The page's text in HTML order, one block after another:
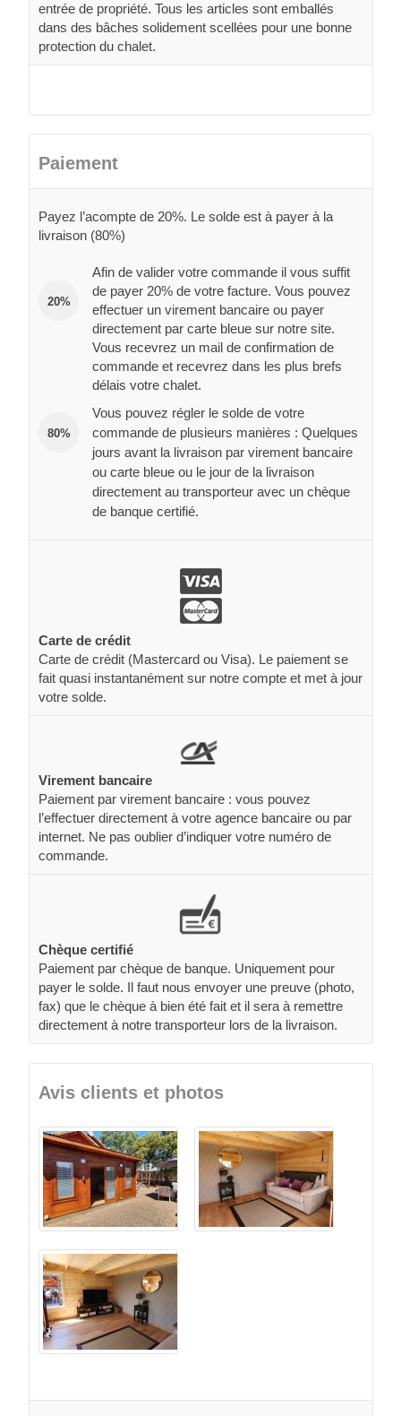
entrée de propriété. Tous les articles sont emballés
dans des bâches solidement scellées pour une bonne
protection du chalet.
Paiement
Payez l’acompte de 20%. Le solde est à payer à la
livraison (80%)
20%
Afin de valider votre commande il vous suffit
de payer 20% de votre facture. Vous pouvez
effectuer un virement bancaire ou payer
directement par carte bleue sur notre site.
Vous recevrez un mail de confirmation de
commande et recevrez dans les plus brefs
délais votre chalet.
80%
Vous pouvez régler le solde de votre
commande de plusieurs manières : Quelques
jours avant la livraison par virement bancaire
ou carte bleue ou le jour de la livraison
directement au transporteur avec un chèque
de banque certifié.
Carte de crédit
Carte de crédit (Mastercard ou Visa). Le paiement se
fait quasi instantanément sur notre compte et met à jour
votre solde.
Virement bancaire
Paiement par virement bancaire : vous pouvez
l’effectuer directement à votre agence bancaire ou par
internet. Ne pas oublier d’indiquer votre numéro de
commande.
Chèque certifié
Paiement par chèque de banque. Uniquement pour
payer le solde. Il faut nous envoyer une preuve (photo,
fax) que le chèque à bien été fait et il sera à remettre
directement à notre transporteur lors de la livraison.
Avis clients et photos